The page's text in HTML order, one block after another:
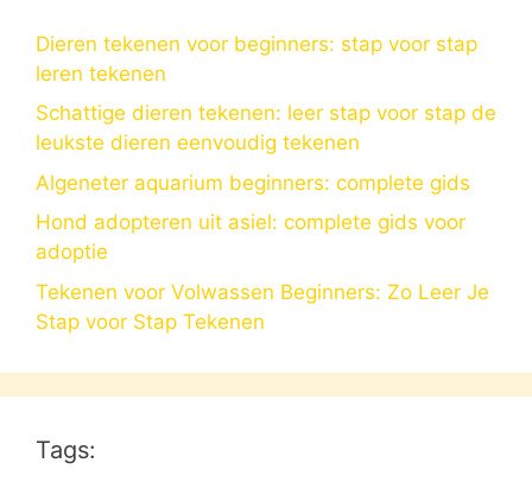
Dieren tekenen voor beginners: stap voor stap
leren tekenen
Schattige dieren tekenen: leer stap voor stap de
leukste dieren eenvoudig tekenen
Algeneter aquarium beginners: complete gids
Hond adopteren uit asiel: complete gids voor
adoptie
Tekenen voor Volwassen Beginners: Zo Leer Je
Stap voor Stap Tekenen
Tags: